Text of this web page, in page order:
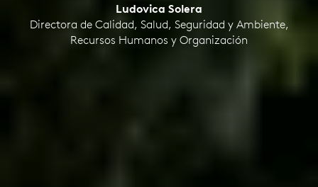
Ludovica Solera
Directora de Calidad, Salud, Seguridad y Ambiente,
Recursos Humanos y Organización